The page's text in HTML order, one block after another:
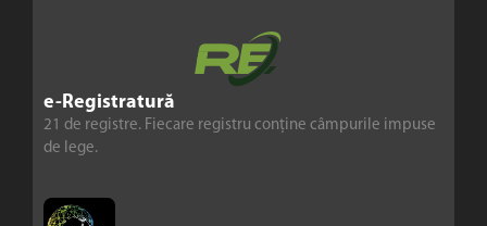
e-Registratură
21 de registre. Fiecare registru conține câmpurile impuse
de lege.